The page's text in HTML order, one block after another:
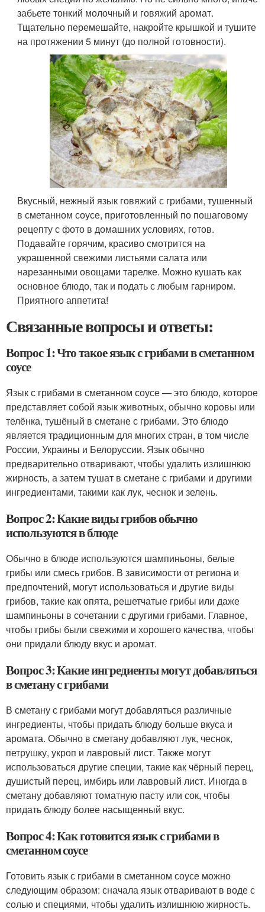
забьете тонкий молочный и говяжий аромат.
Тщательно перемешайте, накройте крышкой и тушите
на протяжении 5 минут (до полной готовности).
Вкусный, нежный язык говяжий с грибами, тушенный
в сметанном соусе, приготовленный по пошаговому
рецепту с фото в домашних условиях, готов.
Подавайте горячим, красиво смотрится на
украшенной свежими листьями салата или
нарезанными овощами тарелке. Можно кушать как
основное блюдо, так и подать с любым гарниром.
Приятного аппетита!
Связанные вопросы и ответы:
Вопрос 1: Что такое язык с грибами в сметанном
соусе
Язык с грибами в сметанном соусе — это блюдо, которое
представляет собой язык животных, обычно коровы или
телёнка, тушёный в сметане с грибами. Это блюдо
является традиционным для многих стран, в том числе
России, Украины и Белоруссии. Язык обычно
предварительно отваривают, чтобы удалить излишнюю
жирность, а затем тушат в сметане с грибами и другими
ингредиентами, такими как лук, чеснок и зелень.
Вопрос 2: Какие виды грибов обычно
используются в блюде
Обычно в блюде используются шампиньоны, белые
грибы или смесь грибов. В зависимости от региона и
предпочтений, могут использоваться и другие виды
грибов, такие как опята, решетчатые грибы или даже
шампиньоны в сочетании с другими грибами. Главное,
чтобы грибы были свежими и хорошего качества, чтобы
они придали блюду вкус и аромат.
Вопрос 3: Какие ингредиенты могут добавляться
в сметану с грибами
В сметану с грибами могут добавляться различные
ингредиенты, чтобы придать блюду больше вкуса и
аромата. Обычно в сметану добавляют лук, чеснок,
петрушку, укроп и лавровый лист. Также могут
использоваться другие специи, такие как чёрный перец,
душистый перец, имбирь или лавровый лист. Иногда в
сметану добавляют томатную пасту или сок, чтобы
придать блюду более насыщенный вкус.
Вопрос 4: Как готовится язык с грибами в
сметанном соусе
Готовить язык с грибами в сметанном соусе можно
следующим образом: сначала язык отваривают в воде с
солью и специями, чтобы удалить излишнюю жирность.